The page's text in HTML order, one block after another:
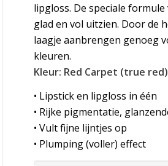
lipgloss. De speciale
glad en vol uitzien. Door de
laagje aanbrengen genoeg
kleuren.
Kleur: Red Carpet (true red)
• Lipstick en lipgloss in één
• Rijke pigmentatie,
• Vult fijne lijntjes op
• Plumping (voller) effect